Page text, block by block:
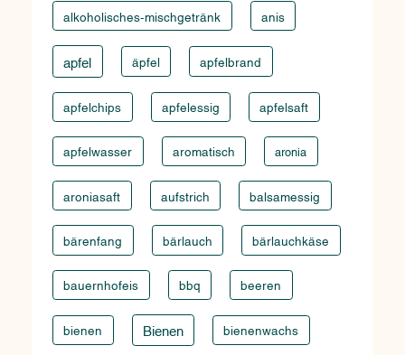
alkoholisches-mischgetränk anis
apfel äpfel apfelbrand
apfelchips apfelessig apfelsaft
apfelwasser aromatisch aronia
aroniasaft aufstrich balsamessig
bärenfang bärlauch bärlauchkäse
bauernhofeis bbq beeren
bienen Bienen bienenwachs